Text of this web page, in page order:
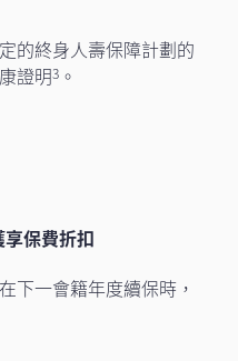
的終身人壽保障計劃的
證明3 。
保費折扣
下一會籍年度續保時，